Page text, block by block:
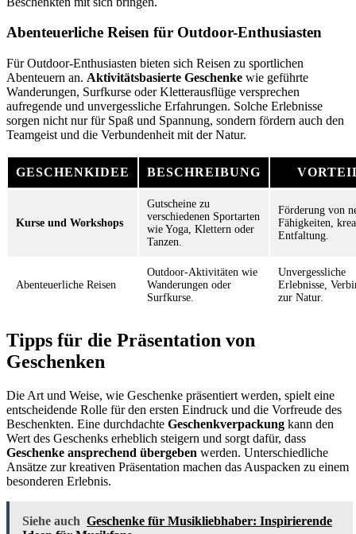
Abenteuerliche Reisen für Outdoor-Enthusiasten
Für Outdoor-Enthusiasten bieten sich Reisen zu sportlichen
Abenteuern an. Aktivitätsbasierte Geschenke wie geführte
Wanderungen, Surfkurse oder Kletterausflüge versprechen
aufregende und unvergessliche Erfahrungen. Solche Erlebnisse
sorgen nicht nur für Spaß und Spannung, sondern fördern auch den
Teamgeist und die Verbundenheit mit der Natur.
GESCHENKIDEE BESCHREIBUNG
Kurse und Workshops
Gutscheine zu
verschiedenen Sportarten
wie Yoga, Klettern oder
Tanzen.
Förderung von
Fähigkeiten,
Entfaltung.
Abenteuerliche Reisen
Outdoor-Aktivitäten wie
Wanderungen oder
Surfkurse.
Unvergessliche
Erlebnisse,
zur Natur.
Tipps für die Präsentation von
Geschenken
Die Art und Weise, wie Geschenke präsentiert werden, spielt eine
entscheidende Rolle für den ersten Eindruck und die Vorfreude des
Beschenkten. Eine durchdachte Geschenkverpackung kann den
Wert des Geschenks erheblich steigern und sorgt dafür, dass
Geschenke ansprechend übergeben werden. Unterschiedliche
Ansätze zur kreativen Präsentation machen das Auspacken zu einem
besonderen Erlebnis.
Siehe auch Geschenke für Musikliebhaber: Inspirierende